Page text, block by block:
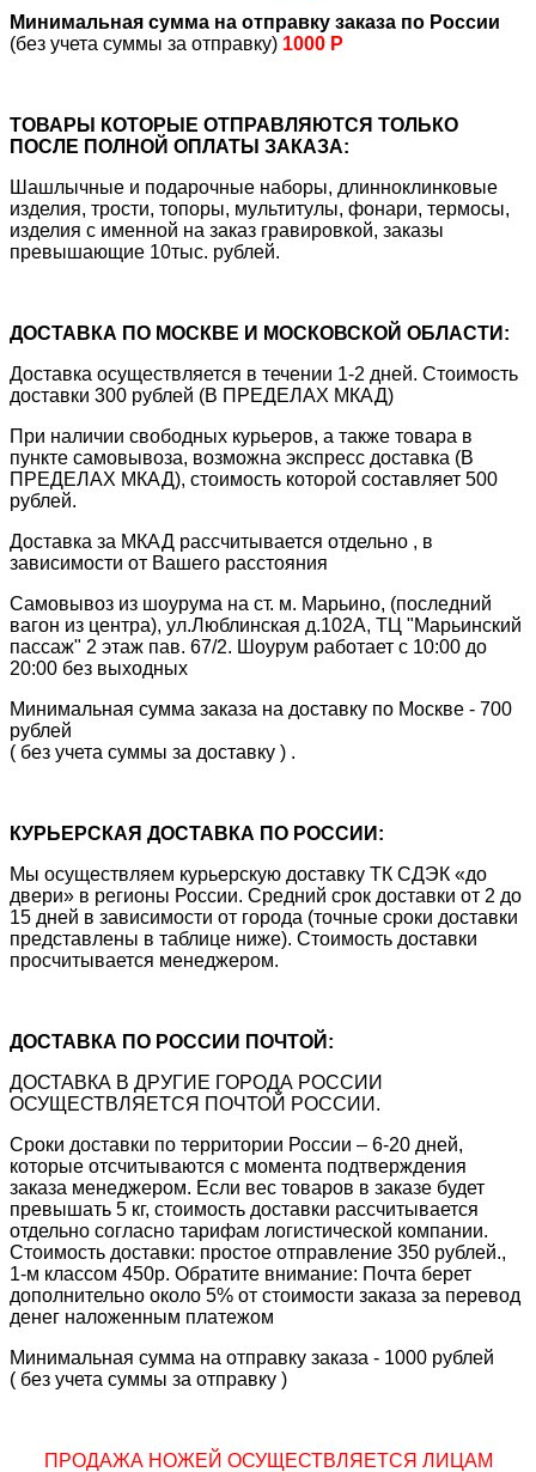
Минимальная сумма на отправку заказа по России
(без учета суммы за отправку) 1000 Р
ТОВАРЫ КОТОРЫЕ ОТПРАВЛЯЮТСЯ ТОЛЬКО
ПОСЛЕ ПОЛНОЙ ОПЛАТЫ ЗАКАЗА:
Шашлычные и подарочные наборы, длинноклинковые
изделия, трости, топоры, мультитулы, фонари, термосы,
изделия с именной на заказ гравировкой, заказы
превышающие 10тыс. рублей.
ДОСТАВКА ПО МОСКВЕ И МОСКОВСКОЙ ОБЛАСТИ:
Доставка осуществляется в течении 1-2 дней. Стоимость
доставки 300 рублей (В ПРЕДЕЛАХ МКАД)
При наличии свободных курьеров, а также товара в
пункте самовывоза, возможна экспресс доставка (В
ПРЕДЕЛАХ МКАД), стоимость которой составляет 500
рублей.
Доставка за МКАД рассчитывается отдельно , в
зависимости от Вашего расстояния
Самовывоз из шоурума на ст. м. Марьино, (последний
вагон из центра), ул.Люблинская д.102А, ТЦ "Марьинский
пассаж" 2 этаж пав. 67/2. Шоурум работает с 10:00 до
20:00 без выходных
Минимальная сумма заказа на доставку по Москве - 700
рублей
( без учета суммы за доставку ) .
КУРЬЕРСКАЯ ДОСТАВКА ПО РОССИИ:
Мы осуществляем курьерскую доставку ТК СДЭК «до
двери» в регионы России. Средний срок доставки от 2 до
15 дней в зависимости от города (точные сроки доставки
представлены в таблице ниже). Стоимость доставки
просчитывается менеджером.
ДОСТАВКА ПО РОССИИ ПОЧТОЙ:
ДОСТАВКА В ДРУГИЕ ГОРОДА РОССИИ
ОСУЩЕСТВЛЯЕТСЯ ПОЧТОЙ РОССИИ.
Сроки доставки по территории России – 6-20 дней,
которые отсчитываются с момента подтверждения
заказа менеджером. Если вес товаров в заказе будет
превышать 5 кг, стоимость доставки рассчитывается
отдельно согласно тарифам логистической компании.
Стоимость доставки: простое отправление 350 рублей.,
1-м классом 450р. Обратите внимание: Почта берет
дополнительно около 5% от стоимости заказа за перевод
денег наложенным платежом
Минимальная сумма на отправку заказа - 1000 рублей
( без учета суммы за отправку )
ПРОДАЖА НОЖЕЙ ОСУЩЕСТВЛЯЕТСЯ ЛИЦАМ